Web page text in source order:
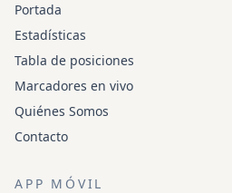
Portada
Estadísticas
Tabla de posiciones
Marcadores en vivo
Quiénes Somos
Contacto
APP MÓVIL